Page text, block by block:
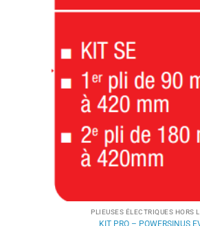
PLIEUSES ÉLECTRIQUES HORS
KIT PRO – POWERSINUS